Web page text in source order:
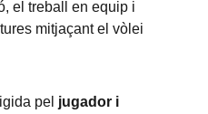
el treball en equip i
mitjaçant el vòlei
pel jugador i